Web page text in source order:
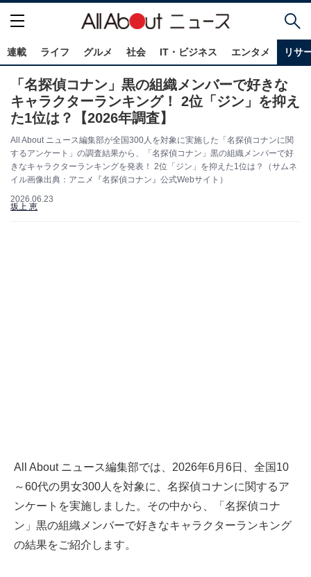
連載 ライフ グルメ 社会 IT・ビジネス エンタメ リサ
「名探偵コナン」黒の組織メンバーで好きな
キャラクターランキング！ 2位「ジン」を抑え
た1位は？【2026年調査】
All About ニュース編集部が全国300人を対象に実施した「名探偵コナンに関
するアンケート」の調査結果から、「名探偵コナン」黒の組織メンバーで好
きなキャラクターランキングを発表！ 2位「ジン」を抑えた1位は？（サムネ
イル画像出典：アニメ『名探偵コナン』公式Webサイト）
2026.06.23
坂上 恵
All About ニュース編集部では、2026年6月6日、全国10
～60代の男女300人を対象に、名探偵コナンに関するア
ンケートを実施しました。その中から、「名探偵コナ
ン」黒の組織メンバーで好きなキャラクターランキング
の結果をご紹介します。